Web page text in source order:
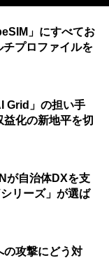
」にすべてお
プロファイルを
Grid」の担い手
化の新地平を切
が自治体DXを支
リーズ」が選ば
攻撃にどう対